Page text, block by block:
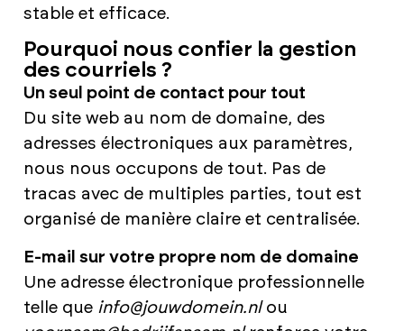
stable et efficace.
Pourquoi nous confier la gestion
des courriels ?
Un seul point de contact pour tout
Du site web au nom de domaine, des
adresses électroniques aux paramètres,
nous nous occupons de tout. Pas de
tracas avec de multiples parties, tout est
organisé de manière claire et centralisée.
E-mail sur votre propre nom de domaine
Une adresse électronique professionnelle
telle que info@jouwdomein.nlou